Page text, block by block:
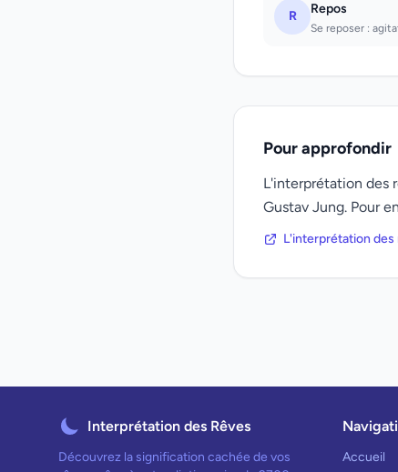
R Repos
Se reposer :
Pour approfondir
L'interprétation des
Gustav Jung. Pour
L'interprétation
Interprétation des Rêves
Découvrez la signification cachée de vos
Accueil